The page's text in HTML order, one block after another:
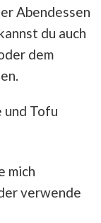
Abendessen
du auch
dem
mich
verwende